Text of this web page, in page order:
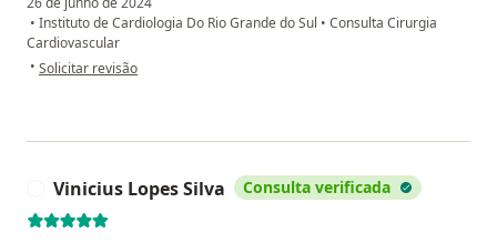
• Instituto de Cardiologia Do Rio Grande do Sul • Consulta Cirurgia
Cardiovascular
• na opinião do utilizador Marta Regina da Silva
Solicitar revisão
Vinicius Lopes Silva Consulta verificada